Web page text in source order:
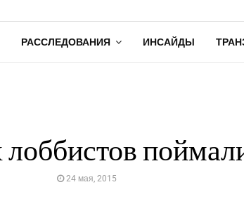
РАССЛЕДОВАНИЯ ИНСАЙДЫ
лоббистов
24 мая, 2015